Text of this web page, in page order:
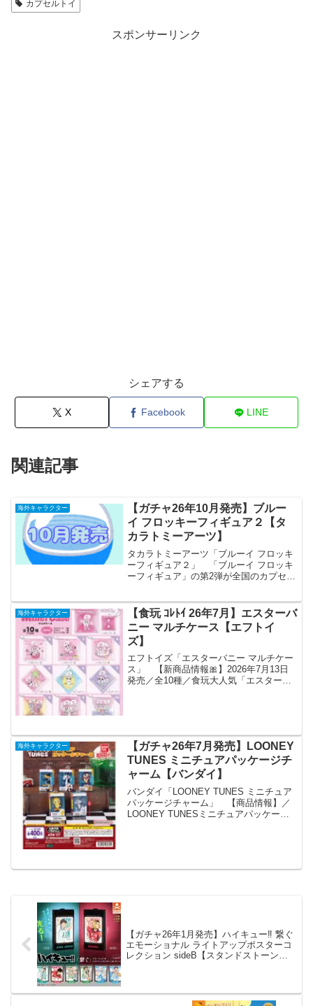
カプセルトイ
スポンサーリンク
シェアする
X Facebook LINE
関連記事
海外キャラクター
【ガチャ26年10月発売】ブルー
イ フロッキーフィギュア２【タ
カラトミーアーツ】
タカラトミーアーツ「ブルーイ フロッキ
ーフィギュア２」 「ブルーイ フロッキ
ーフィギュア」の第2弾が全国のカプセル
場！ 商品名 ブルーイ フロッキー
フィギュア２ メ...
海外キャラクター
【食玩 ｺﾚﾄｲ 26年7月】エスターバ
ニー マルチケース【エフトイ
ズ】
エフトイズ「エスターバニー マルチケー
ス」 【新商品情報🎀】2026年7月13日
発売／全10種／食玩大人気「エスターバ
海外キャラクター
【ガチャ26年7月発売】LOONEY
TUNES ミニチュアパッケージチ
ャーム【バンダイ】
バンダイ「LOONEY TUNES ミニチュア
パッケージチャーム」 【商品情報】／
LOONEY TUNESミニチュアパッケージ
【ガチャ26年1月発売】ハイキュー‼ 繋ぐ
エモーショナル ライトアップポスターコ
レクション sideB【スタンドストーン